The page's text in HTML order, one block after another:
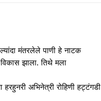
मंतरलेले पाणी हे नाटक
झाला. तिथे मला
अभिनेत्री रोहिणी हट्टंगडी